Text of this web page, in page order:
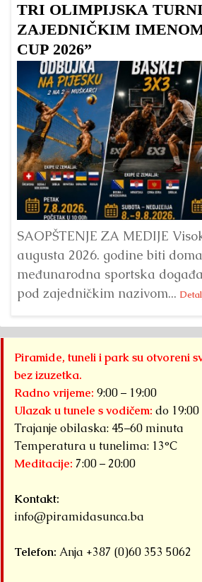
TRI OLIMPIJSKA
ZAJEDNIČKIM
CUP 2026”
SAOPŠTENJE ZA MEDIJE
augusta 2026. godine biti
međunarodna sportska
pod zajedničkim nazivom...
Piramide, tuneli i park su otvoreni
bez izuzetka.
Radno vrijeme: 9:00 – 19:00
Ulazak u tunele s vodičem: do 19:00
Trajanje obilaska: 45–60 minuta
Temperatura u tunelima: 13°C
Meditacije: 7:00 – 20:00
Kontakt:
info@piramidasunca.ba
Telefon: Anja +387 (0)60 353 5062